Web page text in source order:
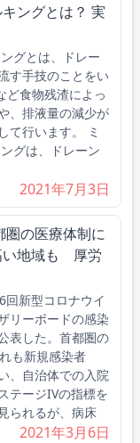
ングとは？ 実
グとは、ドレー
す手技のことをい
食物残渣によっ
、排液量の減少が
て行います。 ミ
グは、ドレーン
2021年7月3日
圏の医療体制に
い地域も 厚労
新型コロナウイ
リーボードの感染
表した。首都圏の
も新規感染者
、自治体での入院
テージIVの指標を
られるが、病床
2021年3月6日